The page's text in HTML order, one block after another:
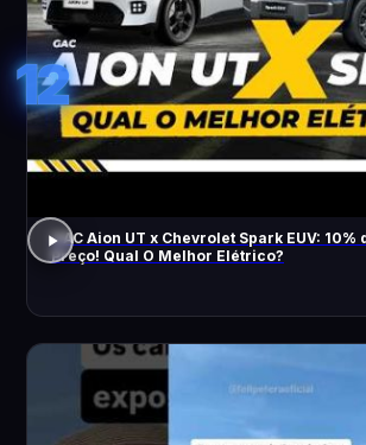
12
GAC Aion UT x Chevrolet Spark EUV:
Preço! Qual O Melhor Elétrico?